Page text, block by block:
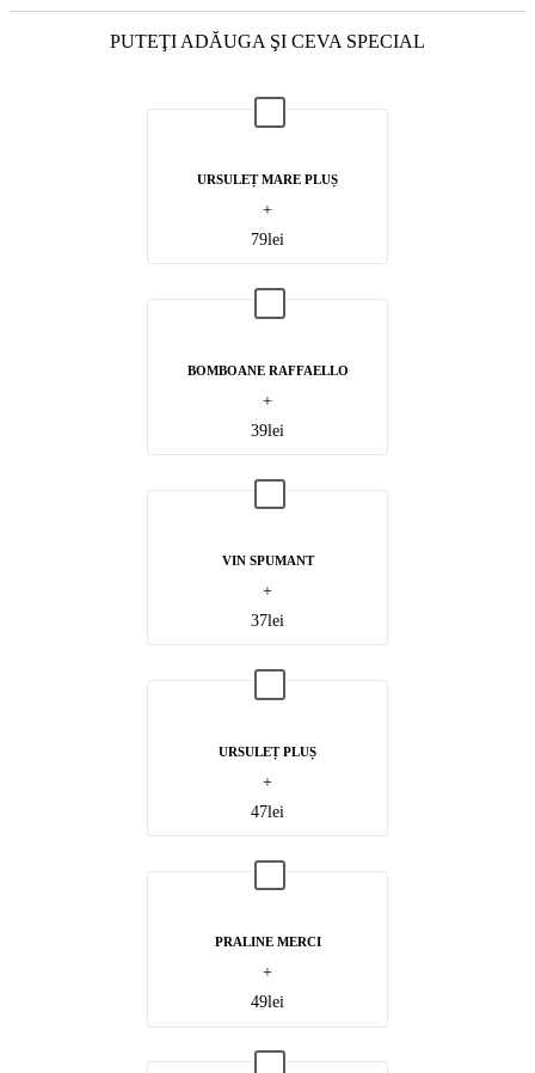
PUTEŢI ADĂUGA ŞI CEVA SPECIAL
URSULEȚ MARE PLUȘ
+
79lei
BOMBOANE RAFFAELLO
+
39lei
VIN SPUMANT
+
37lei
URSULEȚ PLUȘ
+
47lei
PRALINE MERCI
+
49lei